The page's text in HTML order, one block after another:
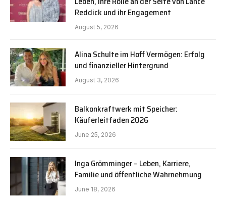
Reddick und ihr Engagement
August 5, 2026
Alina Schulte im Hoff Vermögen: Erfolg
und finanzieller Hintergrund
August 3, 2026
Balkonkraftwerk mit Speicher:
Käuferleitfaden 2026
June 25, 2026
Inga Grömminger – Leben, Karriere,
Familie und öffentliche Wahrnehmung
June 18, 2026